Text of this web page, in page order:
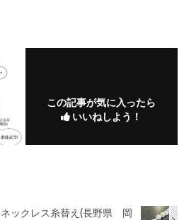
この記事が気に入ったら
いいねしよう！
ネックレス糸替え(長野県 岡